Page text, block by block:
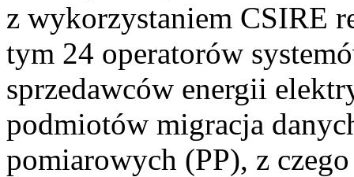
z wykorzystaniem CSIRE
tym 24 operatorów
sprzedawców energii
podmiotów migracja
pomiarowych (PP), z